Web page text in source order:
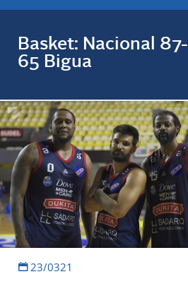
Basket: Nacional 87-
65 Bigua
23/0321